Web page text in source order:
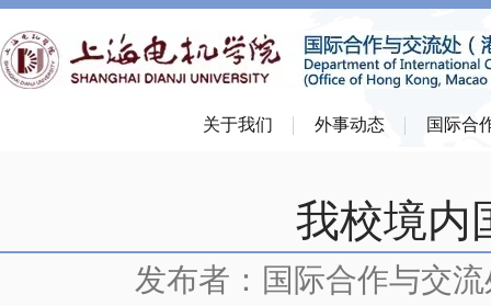
关于我们 外事动态 国际合
我校境内
发布者：国际合作与交